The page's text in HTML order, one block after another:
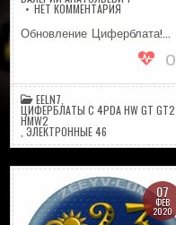
НЕТ КОММЕНТАРИЯНА
Обновление Циферблата!…
0
EELN7
ЦИФЕРБЛАТЫ С 4PDA HW GT GT2
HMW2
,ЭЛЕКТРОННЫЕ 46
07
ФЕВ
2020